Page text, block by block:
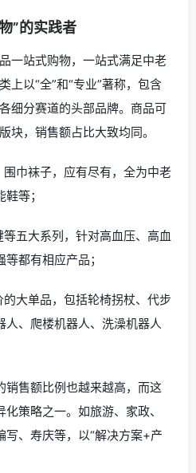
”的实践者
一站式购物，一站式满足中老
上以“全”和“专业”著称，包含
细分赛道的头部品牌。商品可
块，销售额占比大致均同。
围巾袜子，应有尽有，全为中老
等；
五大系列，针对高血压、高血
都有相应产品；
大单品，包括轮椅拐杖、代步
人、爬楼机器人、洗澡机器人
销售额比例也越来越高，而这
策略之一。如旅游、家政、
、寿庆等，以“解决方案+产